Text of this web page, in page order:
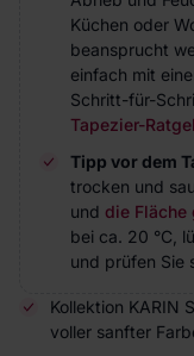
Küchen oder
beansprucht
einfach mit
Schritt-für-
Tapezier-
Tipp vor dem
trocken und
und die Fläche
bei ca. 20 °C,
und prüfen Sie
Kollektion KARIN
voller sanfter